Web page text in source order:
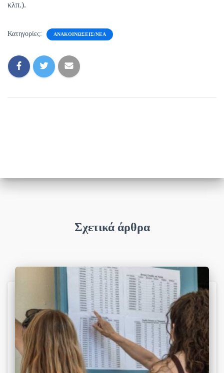
κλπ.).
Κατηγορίες: ΑΝΑΚΟΙΝΏΣΕΙΣ/ΝΈΑ
Σχετικά άρθρα